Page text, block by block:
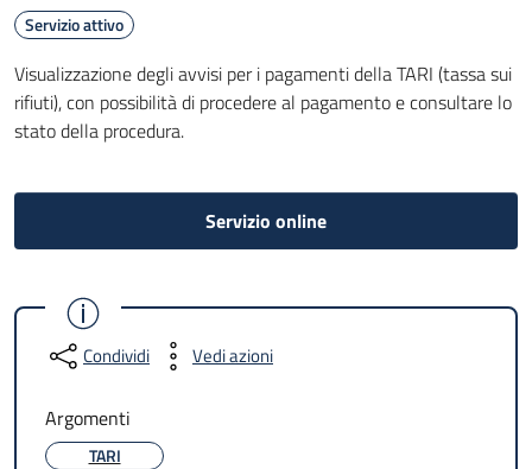
Servizio attivo
Visualizzazione degli avvisi per i pagamenti della TARI (tassa sui
rifiuti), con possibilità di procedere al pagamento e consultare lo
stato della procedura.
Servizio online
Condividi Vedi azioni
Argomenti
TARI